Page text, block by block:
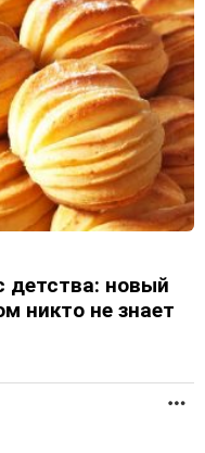
детства: новый
никто не знает